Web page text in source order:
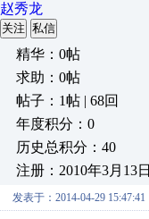
赵秀龙
关注 私信
精华：0帖
求助：0帖
帖子：1帖 | 68回
年度积分：0
历史总积分：40
注册：2010年3月13日
发表于：2014-04-29 15:47:41